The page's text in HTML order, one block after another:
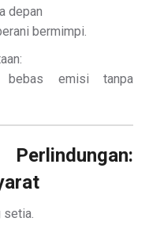
depan
bermimpi.
bebas emisi tanpa
setia.